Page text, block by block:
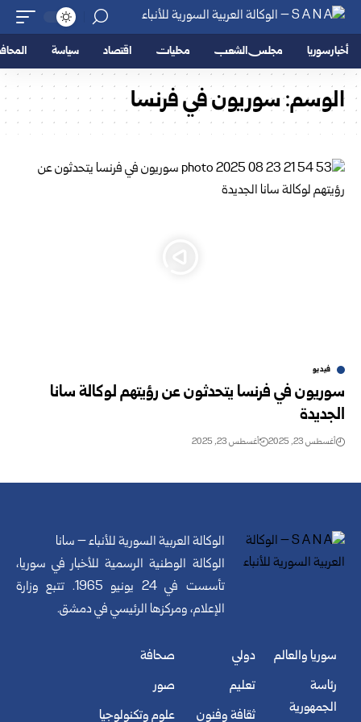
أخبار سوريا مجلس الشعب محليات اقتصاد سياسة
الوسم:سوريون في فرنسا
فيديو
سوريون في فرنسا يتحدثون عن رؤيتهم لوكالة سانا
الجديدة
أغسطس 23, 2025 أغسطس 23, 2025
الوكالة العربية السورية للأنباء – سانا
الوكالة الوطنية الرسمية للأخبار في سوريا،
تأسست في 24 يونيو 1965. تتبع وزارة
الإعلام، ومركزها الرئيسي في دمشق.
سوريا والعالم
رئاسة
الجمهورية
دولي
تعليم
ثقافة وفنون
صحافة
صور
علوم وتكنولوجيا